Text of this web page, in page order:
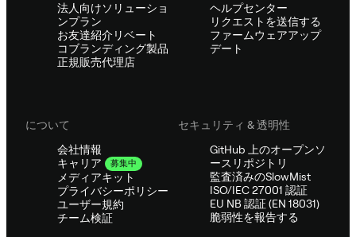
法人向けソリューショ
ンプラン
お友達紹介リベート
コブランディング製品
正規販売代理店
ヘルプセンター
リクエストを送信する
ファームウェアアップ
デート
について
会社情報
キャリア
募集中
メディアキット
プライバシーポリシー
ユーザー規約
チーム検証
セキュリティ & 透明性
GitHub 上のオープンソ
ースリポジトリ
監査済みのSlowMist
ISO/IEC 27001 認証
EU NB 認証 (EN 18031)
脆弱性を報告する